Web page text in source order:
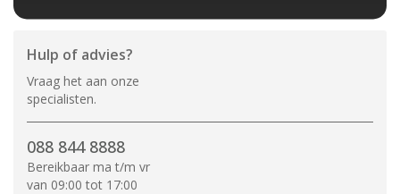
Hulp of advies?
Vraag het aan onze
specialisten.
088 844 8888
Bereikbaar ma t/m vr
van 09:00 tot 17:00